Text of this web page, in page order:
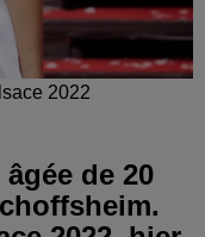
2022
de 20